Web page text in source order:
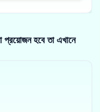
হবে তা এখানে